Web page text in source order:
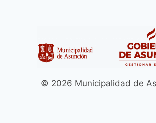
© 2026 Municipalidad de